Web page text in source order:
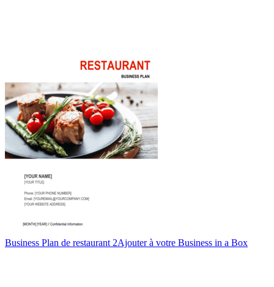
Business Plan de restaurant 2Ajouter à votre Business in a Box